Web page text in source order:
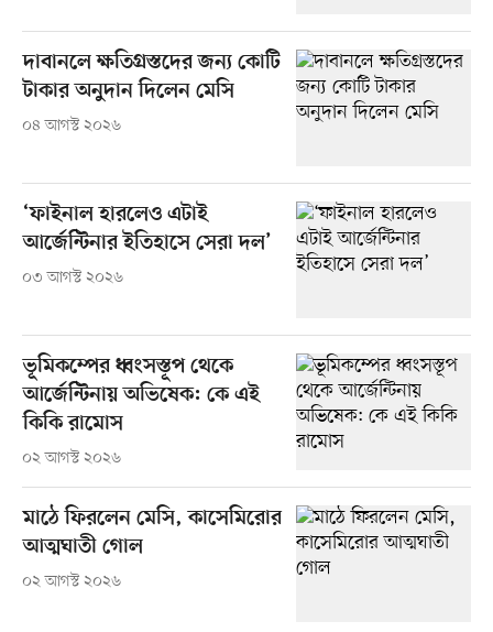
দাবানলে ক্ষতিগ্রস্তদের জন্য কোটি
টাকার অনুদান দিলেন মেসি
০৪ আগস্ট ২০২৬
‘ফাইনাল হারলেও এটাই
আর্জেন্টিনার ইতিহাসে সেরা দল’
০৩ আগস্ট ২০২৬
ভূমিকম্পের ধ্বংসস্তূপ থেকে
আর্জেন্টিনায় অভিষেক: কে এই
কিকি রামোস
০২ আগস্ট ২০২৬
মাঠে ফিরলেন মেসি, কাসেমিরোর
আত্মঘাতী গোল
০২ আগস্ট ২০২৬